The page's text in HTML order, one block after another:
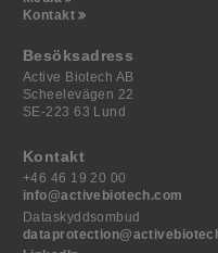
Kontakt
Besöksadress
Active Biotech AB
Scheelevägen 22
SE-223 63 Lund
Kontakt
+46 46 19 20 00
info@activebiotech.com
Dataskyddsombud